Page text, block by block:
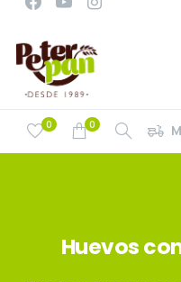
0 0
Huevos